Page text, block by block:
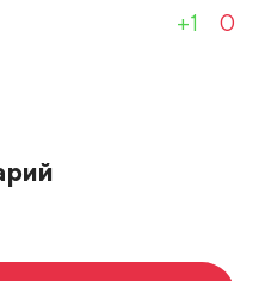
+1 0